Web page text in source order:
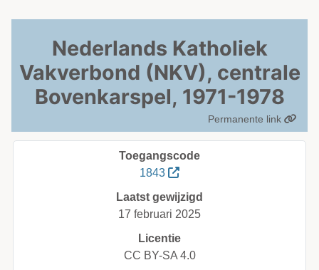
Nederlands Katholiek
Vakverbond (NKV), centrale
Bovenkarspel, 1971-1978
Permanente link
Toegangscode
1843
Laatst gewijzigd
17 februari 2025
Licentie
CC BY-SA 4.0